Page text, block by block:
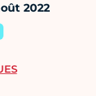
2022